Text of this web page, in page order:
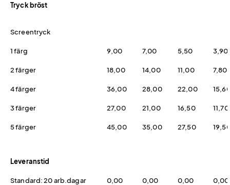
Tryck bröst
Screentryck
1 färg 9,00 7,00 5,50 3,90
2 färger 18,00 14,00 11,00 7,80
4 färger 36,00 28,00 22,00
3 färger 27,00 21,00 16,50 11,70
5 färger 45,00 35,00 27,50
Leveranstid
Standard: 20 arb.dagar 0,00 0,00 0,00 0,00